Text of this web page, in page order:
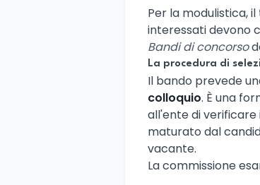
Per la modulistica,
interessati devono
Bandi di concorso
La procedura di
Il bando prevede
colloquio. È una
all'ente di verificare
maturato dal
vacante.
La commissione